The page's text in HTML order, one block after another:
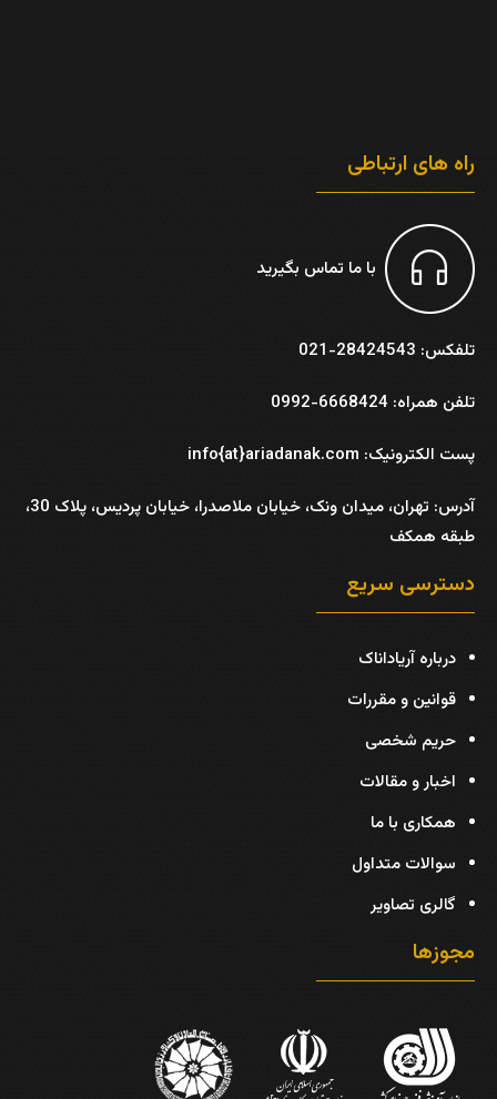
راه های ارتباطی
با ما تماس بگیرید
تلفکس: 28424543-021
تلفن همراه: 6668424-0992
پست الکترونیک: info{at}ariadanak.com
آدرس:
تهران، میدان ونک، خیابان ملاصدرا، خیابان پردیس، پلاک 30،
طبقه همکف
دسترسی سریع
درباره آریاداناک
قوانین و مقررات
حریم شخصی
اخبار و مقالات
همکاری با ما
سوالات متداول
گالری تصاویر
مجوزها